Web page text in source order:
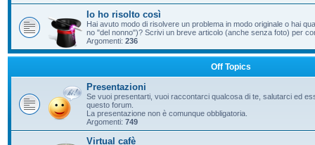
Io ho risolto così
Hai avuto modo di risolvere un problema in modo originale o hai
no "del nonno")? Scrivi un breve articolo (anche senza foto) per
Argomenti: 236
Off Topics
Presentazioni
Se vuoi presentarti, vuoi raccontarci qualcosa di te, salutarci ed
questo forum.
La presentazione non è comunque obbligatoria.
Argomenti: 749
Virtual cafè